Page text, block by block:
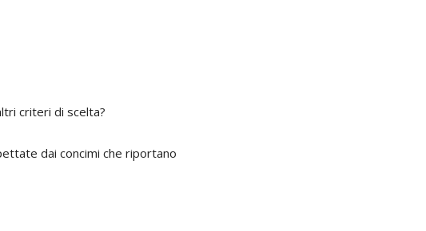
criteri di scelta?
dai concimi che riportano